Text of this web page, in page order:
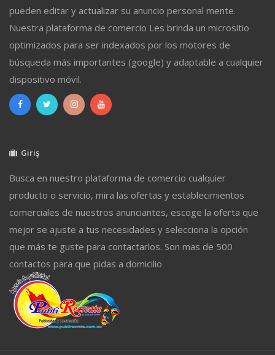
pueden editar y actualizar su anuncio personal mente.
Nuestra plataforma de comercio Les brinda un micrositio
optimizados para ser indexados por los motores de
búsqueda más importantes (google) y adaptable a cualquier
dispositivo móvil.
Giriş
Busca en nuestro plataforma de comercio cualquier
producto o servicio, mira las ofertas y establecimientos
comerciales de nuestros anunciantes, escoge la oferta que
mejor se ajuste a tus necesidades y selecciona la opción
que más te guste para contactarlos. Son mas de 500
contactos para que pidas a domicilio